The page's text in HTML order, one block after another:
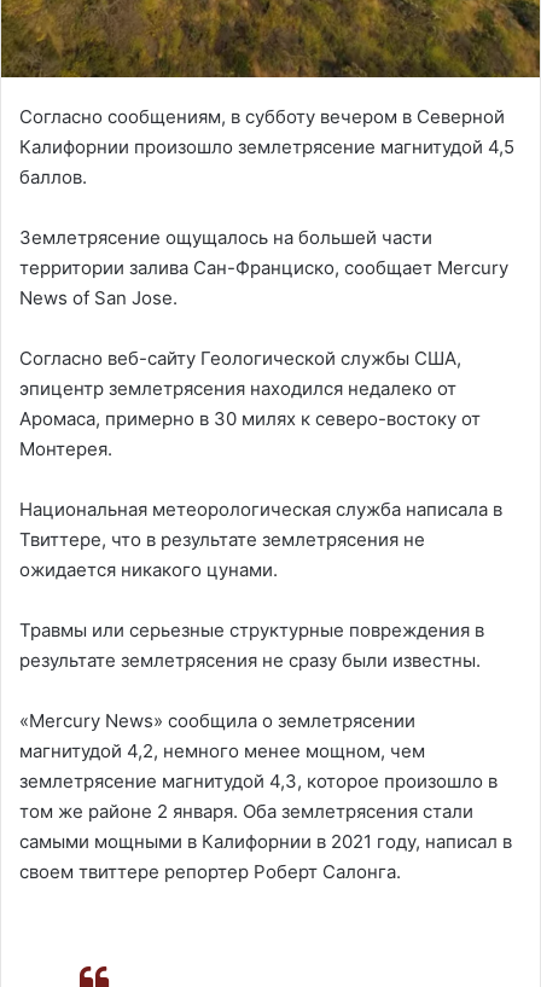
Согласно сообщениям, в субботу вечером в Северной
Калифорнии произошло землетрясение магнитудой 4,5
баллов.
Землетрясение ощущалось на большей части
территории залива Сан-Франциско, сообщает Mercury
News of San Jose.
Согласно веб-сайту Геологической службы США,
эпицентр землетрясения находился недалеко от
Аромаса, примерно в 30 милях к северо-востоку от
Монтерея.
Национальная метеорологическая служба написала в
Твиттере, что в результате землетрясения не
ожидается никакого цунами.
Травмы или серьезные структурные повреждения в
результате землетрясения не сразу были известны.
«Mercury News» сообщила о землетрясении
магнитудой 4,2, немного менее мощном, чем
землетрясение магнитудой 4,3, которое произошло в
том же районе 2 января. Оба землетрясения стали
самыми мощными в Калифорнии в 2021 году, написал в
своем твиттере репортер Роберт Салонга.